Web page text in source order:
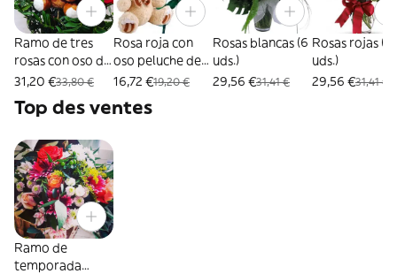
Ramo de tres
rosas con oso de
peluche de 14
31,20 €33,80 €
Rosa roja con
oso peluche de
10 cms
16,72 €19,20 €
Rosas blancas (6
uds.)
29,56 €31,41 €
Rosas rojas (6
uds.)
29,56 €31,41 €
Top des ventes
Ramo de
temporada